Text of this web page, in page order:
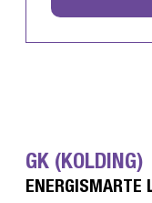
GK (KOLDING)
ENERGISMARTE